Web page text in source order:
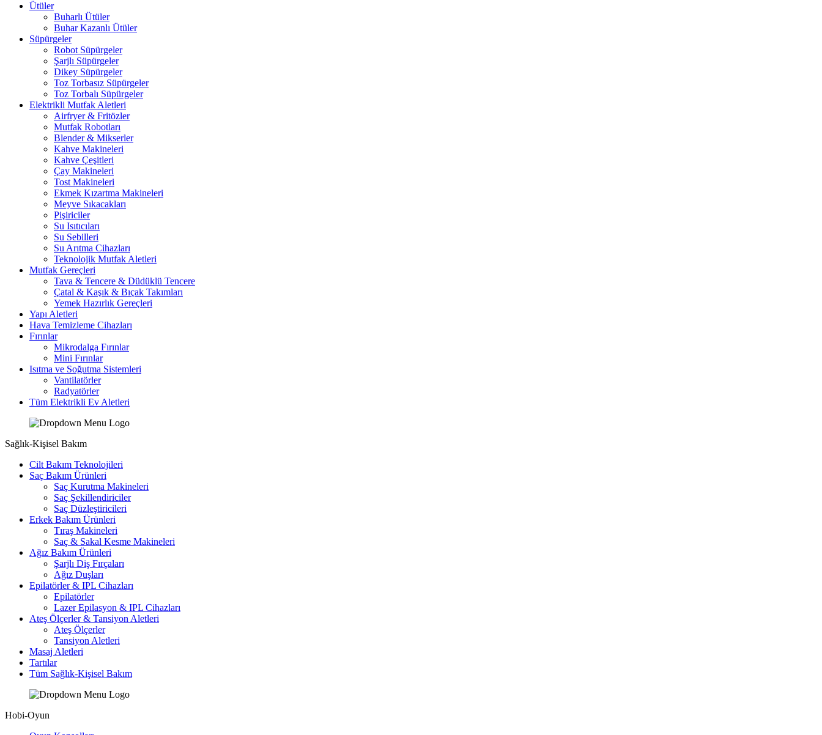
Ütüler
Buharlı Ütüler
Buhar Kazanlı Ütüler
Süpürgeler
Robot Süpürgeler
Şarjlı Süpürgeler
Dikey Süpürgeler
Toz Torbasız Süpürgeler
Toz Torbalı Süpürgeler
Elektrikli Mutfak Aletleri
Airfryer & Fritözler
Mutfak Robotları
Blender & Mikserler
Kahve Makineleri
Kahve Çeşitleri
Çay Makineleri
Tost Makineleri
Ekmek Kızartma Makineleri
Meyve Sıkacakları
Pişiriciler
Su Isıtıcıları
Su Sebilleri
Su Arıtma Cihazları
Teknolojik Mutfak Aletleri
Mutfak Gereçleri
Tava & Tencere & Düdüklü Tencere
Çatal & Kaşık & Bıçak Takımları
Yemek Hazırlık Gereçleri
Yapı Aletleri
Hava Temizleme Cihazları
Fırınlar
Mikrodalga Fırınlar
Mini Fırınlar
Isıtma ve Soğutma Sistemleri
Vantilatörler
Radyatörler
Tüm Elektrikli Ev Aletleri
Sağlık-Kişisel Bakım
Cilt Bakım Teknolojileri
Saç Bakım Ürünleri
Saç Kurutma Makineleri
Saç Şekillendiriciler
Saç Düzleştiricileri
Erkek Bakım Ürünleri
Tıraş Makineleri
Saç & Sakal Kesme Makineleri
Ağız Bakım Ürünleri
Şarjlı Diş Fırçaları
Ağız Duşları
Epilatörler & IPL Cihazları
Epilatörler
Lazer Epilasyon & IPL Cihazları
Ateş Ölçerler & Tansiyon Aletleri
Ateş Ölçerler
Tansiyon Aletleri
Masaj Aletleri
Tartılar
Tüm Sağlık-Kişisel Bakım
Hobi-Oyun